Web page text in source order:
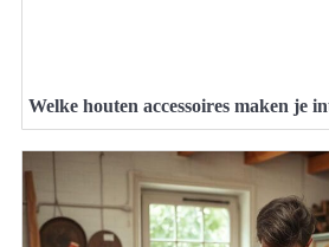
Welke houten accessoires maken je